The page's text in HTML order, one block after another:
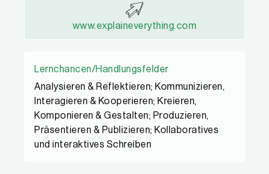
www.explaineverything.com
Lernchancen/Handlungsfelder
Analysieren & Reflektieren; Kommunizieren,
Interagieren & Kooperieren; Kreieren,
Komponieren & Gestalten; Produzieren,
Präsentieren & Publizieren; Kollaboratives
und interaktives Schreiben